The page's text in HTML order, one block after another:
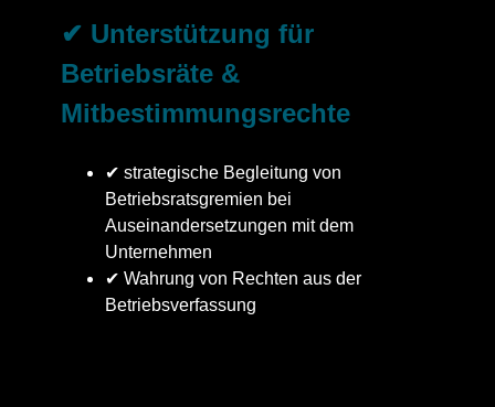
✔ Unterstützung für
Betriebsräte &
Mitbestimmungsrechte
✔ strategische Begleitung von
Betriebsratsgremien bei
Auseinandersetzungen mit dem
Unternehmen
✔ Wahrung von Rechten aus der
Betriebsverfassung